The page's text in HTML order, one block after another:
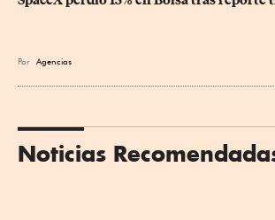
Por Agencias
Noticias